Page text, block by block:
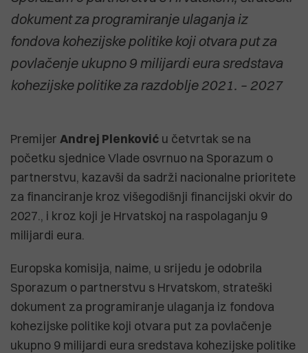
dokument za programiranje ulaganja iz
fondova kohezijske politike koji otvara put za
povlačenje ukupno 9 milijardi eura sredstava
kohezijske politike za razdoblje 2021. – 2027
Premijer Andrej Plenković u četvrtak se na
početku sjednice Vlade osvrnuo na Sporazum o
partnerstvu, kazavši da sadrži nacionalne prioritete
za financiranje kroz višegodišnji financijski okvir do
2027., i kroz koji je Hrvatskoj na raspolaganju 9
milijardi eura.
Europska komisija, naime, u srijedu je odobrila
Sporazum o partnerstvu s Hrvatskom, strateški
dokument za programiranje ulaganja iz fondova
kohezijske politike koji otvara put za povlačenje
ukupno 9 milijardi eura sredstava kohezijske politike